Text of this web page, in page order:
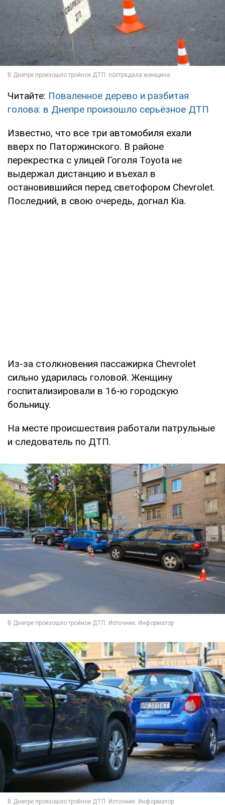
Читайте: Поваленное дерево и разбитая
голова: в Днепре произошло серьёзное ДТП
Известно, что все три автомобиля ехали
вверх по Паторжинского. В районе
перекрестка с улицей Гоголя Toyota не
выдержал дистанцию и въехал в
остановившийся перед светофором Chevrolet.
Последний, в свою очередь, догнал Kia.
Из-за столкновения пассажирка Chevrolet
сильно ударилась головой. Женщину
госпитализировали в 16-ю городскую
больницу.
На месте происшествия работали патрульные
и следователь по ДТП.